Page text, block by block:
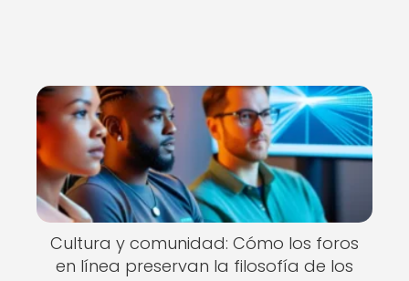
Cultura y comunidad: Cómo los foros
en línea preservan la filosofía de los